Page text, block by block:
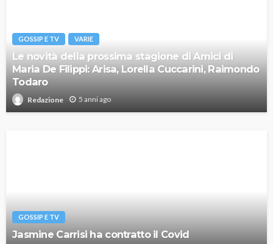
GOSSIP E TV VARIE
Le novità della prossima stagione di Amici di
Maria De Filippi: Arisa, Lorella Cuccarini, Raimondo
Todaro
Redazione 5 anni ago
GOSSIP E TV
Jasmine Carrisi ha contratto il Covid